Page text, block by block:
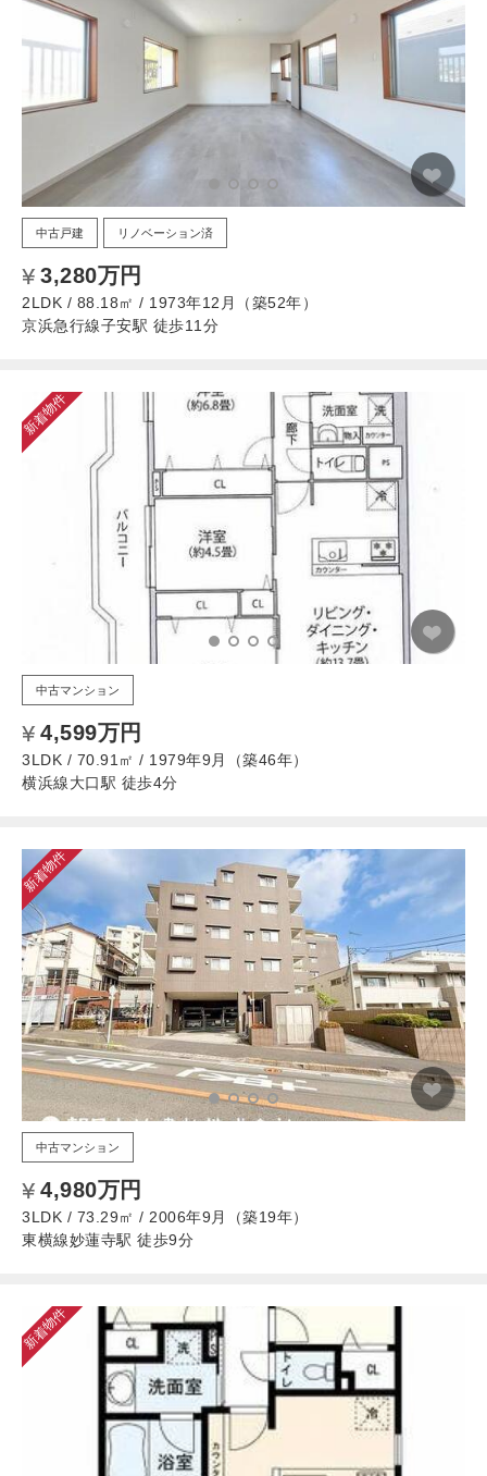
中古戸建 リノベーション済
3,280万円
2LDK / 88.18㎡ / 1973年12月（築52年）
京浜急行線子安駅 徒歩11分
新着物件
中古マンション
4,599万円
3LDK / 70.91㎡ / 1979年9月（築46年）
横浜線大口駅 徒歩4分
新着物件
中古マンション
4,980万円
3LDK / 73.29㎡ / 2006年9月（築19年）
東横線妙蓮寺駅 徒歩9分
新着物件